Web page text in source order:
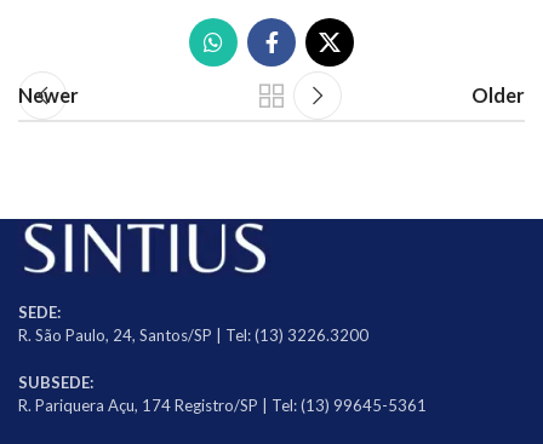
Newer Older
SEDE:
R. São Paulo, 24, Santos/SP | Tel: (13) 3226.3200
SUBSEDE:
R. Pariquera Açu, 174 Registro/SP | Tel: (13) 99645-5361